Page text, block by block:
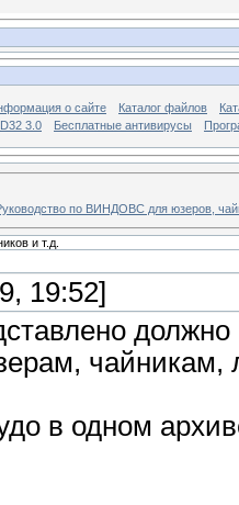
о сайте Каталог файлов
3.0
Бесплатные антивирусы
по ВИНДОВС для юзеров,
и т.д.
19:52]
в одном